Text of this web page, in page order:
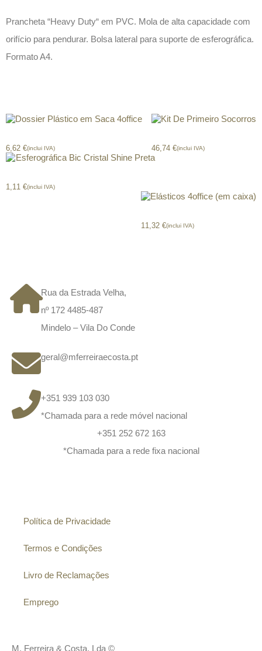
Prancheta “Heavy Duty“ em PVC. Mola de alta capacidade com
orifício para pendurar. Bolsa lateral para suporte de esferográfica.
Formato A4.
6,62 €(inclui IVA) 46,74 €(inclui IVA)
1,11 €(inclui IVA)
11,32 €(inclui IVA)
Rua da Estrada Velha,
nº 172 4485-487
Mindelo – Vila Do Conde
geral@mferreiraecosta.pt
+351 939 103 030
*Chamada para a rede móvel nacional
+351 252 672 163
*Chamada para a rede fixa nacional
Política de Privacidade
Termos e Condições
Livro de Reclamações
Emprego
M. Ferreira & Costa, Lda ©